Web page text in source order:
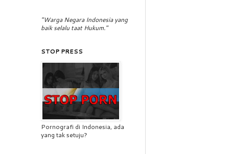
"Warga Negara Indonesia yang
baik selalu taat Hukum."
STOP PRESS
Pornografi di Indonesia, ada
yang tak setuju?